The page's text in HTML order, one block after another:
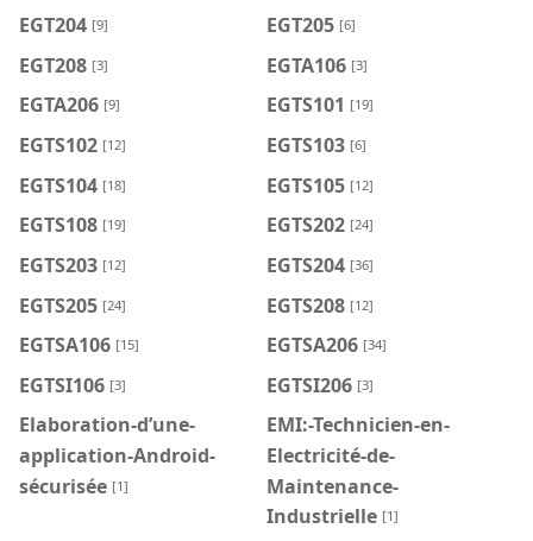
EGT204 [9] EGT205 [6]
EGT208 [3] EGTA106 [3]
EGTA206 [9] EGTS101 [19]
EGTS102 [12] EGTS103 [6]
EGTS104 [18] EGTS105 [12]
EGTS108 [19] EGTS202 [24]
EGTS203 [12] EGTS204 [36]
EGTS205 [24] EGTS208 [12]
EGTSA106 [15] EGTSA206 [34]
EGTSI106 [3] EGTSI206 [3]
Elaboration-d’une-
application-Android-
sécurisée [1]
EMI:-Technicien-en-
Electricité-de-
Maintenance-
Industrielle [1]